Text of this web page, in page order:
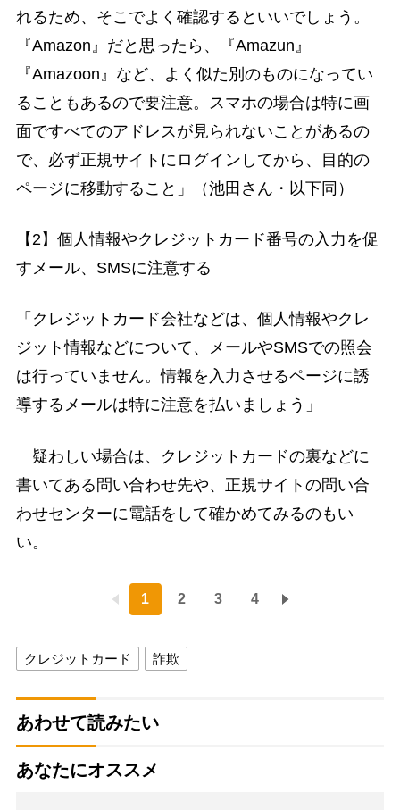
れるため、そこでよく確認するといいでしょう。
『Amazon』だと思ったら、『Amazun』
『Amazoon』など、よく似た別のものになってい
ることもあるので要注意。スマホの場合は特に画
面ですべてのアドレスが見られないことがあるの
で、必ず正規サイトにログインしてから、目的の
ページに移動すること」（池田さん・以下同）
【2】個人情報やクレジットカード番号の入力を促
すメール、SMSに注意する
「クレジットカード会社などは、個人情報やクレ
ジット情報などについて、メールやSMSでの照会
は行っていません。情報を入力させるページに誘
導するメールは特に注意を払いましょう」
疑わしい場合は、クレジットカードの裏などに
書いてある問い合わせ先や、正規サイトの問い合
わせセンターに電話をして確かめてみるのもい
い。
1 2 3 4
クレジットカード 詐欺
あわせて読みたい
あなたにオススメ